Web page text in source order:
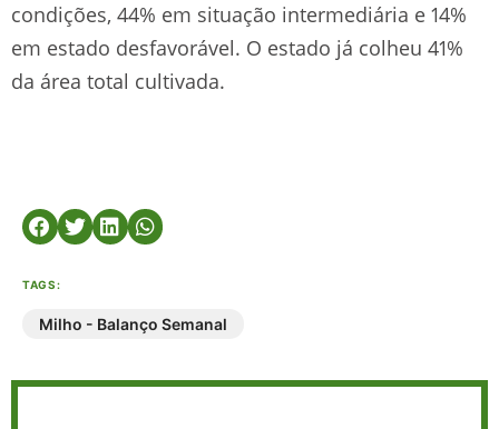
condições, 44% em situação intermediária e 14%
em estado desfavorável. O estado já colheu 41%
da área total cultivada.
TAGS:
Milho - Balanço Semanal